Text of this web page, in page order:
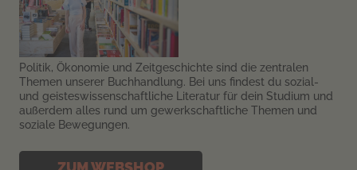
Politik, Ökonomie und Zeitgeschichte sind die zentralen
Themen unserer Buchhandlung. Bei uns findest du sozial-
und geisteswissenschaftliche Literatur für dein Studium und
außerdem alles rund um gewerkschaftliche Themen und
soziale Bewegungen.